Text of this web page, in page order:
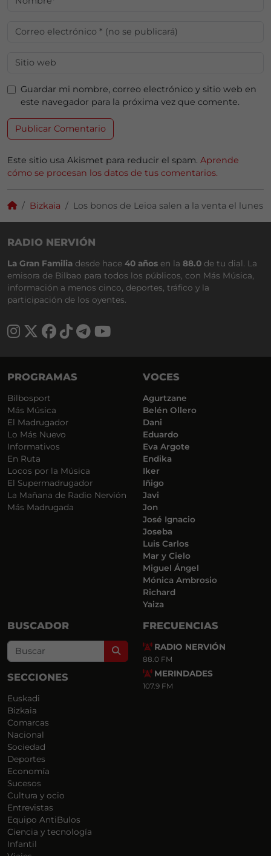
Guardar mi nombre, correo electrónico y sitio web en
este navegador para la próxima vez que comente.
Este sitio usa Akismet para reducir el spam. Aprende
cómo se procesan los datos de tus comentarios.
Bizkaia Los bonos de Leioa salen a la venta el lunes
RADIO NERVIÓN
La Gran Familia desde hace 40 años en la 88.0 de tu dial. La
emisora de Bilbao para todos los públicos, con Más Música,
información a menos cinco, deportes, tráfico y la
participación de los oyentes.
PROGRAMAS
Bilbosport
Más Música
El Madrugador
Lo Más Nuevo
Informativos
En Ruta
Locos por la Música
El Supermadrugador
La Mañana de Radio Nervión
Más Madrugada
VOCES
Agurtzane
Belén Ollero
Dani
Eduardo
Eva Argote
Endika
Iker
Iñigo
Javi
Jon
José Ignacio
Joseba
Luis Carlos
Mar y Cielo
Miguel Ángel
Mónica Ambrosio
Richard
Yaiza
BUSCADOR
Search
SECCIONES
Euskadi
Bizkaia
Comarcas
Nacional
Sociedad
Deportes
Economía
Sucesos
Cultura y ocio
Entrevistas
Equipo AntiBulos
Ciencia y tecnología
Infantil
FRECUENCIAS
RADIO NERVIÓN
88.0 FM
MERINDADES
107.9 FM